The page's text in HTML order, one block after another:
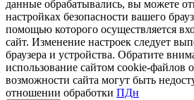
данные обрабатывались, вы можете
настройках безопасности вашего
помощью которого осуществляется
сайт. Изменение настроек следует
браузера и устройства. Обратите
использование сайтом cookie-файлов
возможности сайта могут быть
отношении обработки ПДн